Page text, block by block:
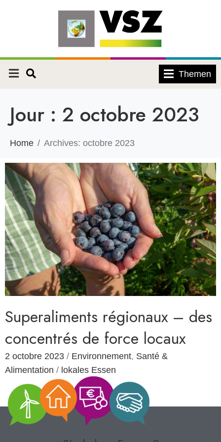
Themen
Jour : 2 octobre 2023
Home Archives: octobre 2023
Superaliments régionaux – des
concentrés de force locaux
2 octobre 2023 / Environnement, Santé &
Alimentation / lokales Essen